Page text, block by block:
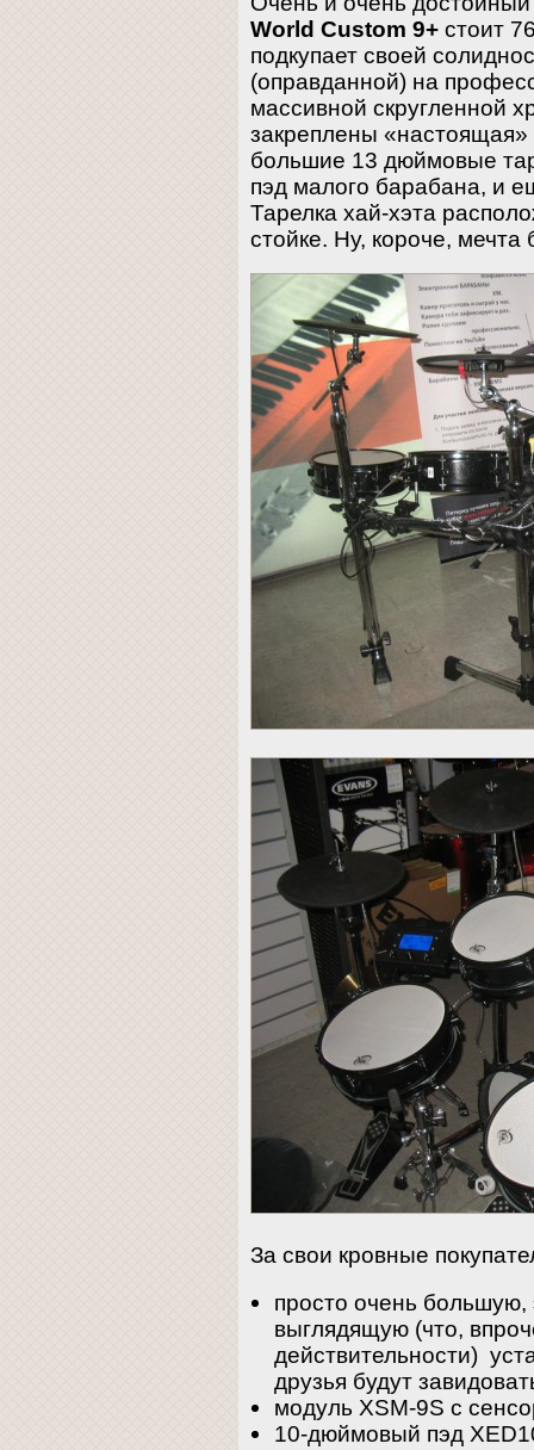
World Custom 9+ стоит
подкупает своей
(оправданной) на
массивной скругленной
закреплены
большие 13 дюймовые
пэд малого барабана, и
Тарелка хай-хэта
стойке. Ну, короче,
За свои кровные
просто очень
выглядящую (что,
действительности)
друзья будут
модуль XSM-9S с
10-дюймовый пэд